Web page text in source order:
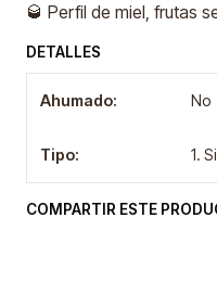
🥃 Perfil de miel, frutas
DETALLES
Ahumado: No
Tipo: 1.
COMPARTIR ESTE